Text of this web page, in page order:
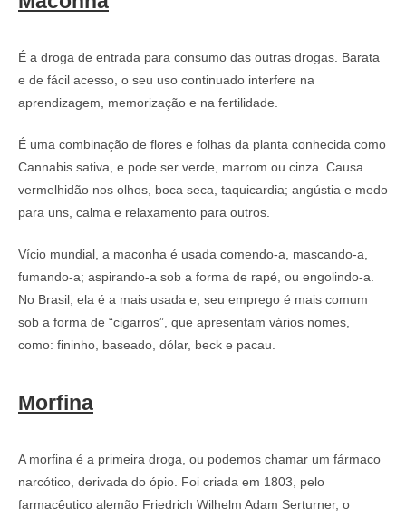
É a droga de entrada para consumo das outras drogas. Barata
e de fácil acesso, o seu uso continuado interfere na
aprendizagem, memorização e na fertilidade.
É uma combinação de flores e folhas da planta conhecida como
Cannabis sativa, e pode ser verde, marrom ou cinza. Causa
vermelhidão nos olhos, boca seca, taquicardia; angústia e medo
para uns, calma e relaxamento para outros.
Vício mundial, a maconha é usada comendo-a, mascando-a,
fumando-a; aspirando-a sob a forma de rapé, ou engolindo-a.
No Brasil, ela é a mais usada e, seu emprego é mais comum
sob a forma de “cigarros”, que apresentam vários nomes,
como: fininho, baseado, dólar, beck e pacau.
Morfina
A morfina é a primeira droga, ou podemos chamar um fármaco
narcótico, derivada do ópio. Foi criada em 1803, pelo
farmacêutico alemão Friedrich Wilhelm Adam Serturner, o